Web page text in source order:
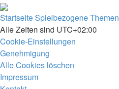
StartseiteSpielbezogene Themen
Alle Zeiten sind UTC+02:00
Cookie-Einstellungen
Genehmigung
Alle Cookies löschen
Impressum